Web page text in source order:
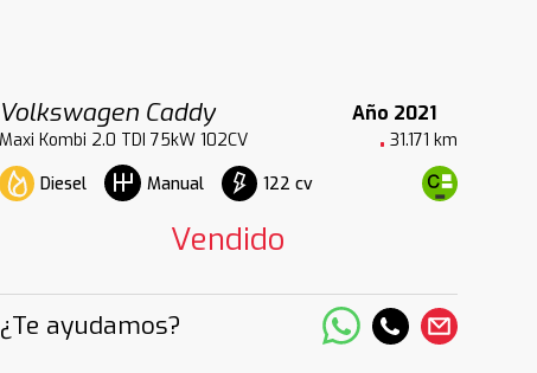
Volkswagen Caddy
Año 2021
Maxi Kombi 2.0 TDI 75kW 102CV
31.171 km
Diesel
Manual 122 cv
Vendido
¿Te ayudamos?